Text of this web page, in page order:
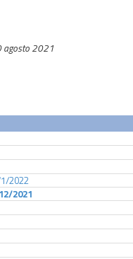
agosto 2021
2022
2021